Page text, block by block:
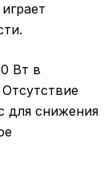
играет
Вт в
для снижения